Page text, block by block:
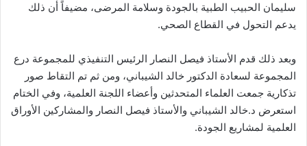
سليمان الحبيب الطبية بالجودة وسلامة المرضى، مضيفاً أن ذلك
يدعم التحول في القطاع الصحي.
وبعد ذلك قدم الأستاذ فيصل النصار الرئيس التنفيذي للمجموعة درع
المجموعة لسعادة الدكتور خالد الشيباني، ومن ثم تم التقاط صور
تذكارية جمعت العلماء المتحدثين وأعضاء اللجنة العلمية، وفي الختام
استعرض د.خالد الشيباني والأستاذ فيصل النصار والمشاركين الأوراق
العلمية لمشاريع الجودة.